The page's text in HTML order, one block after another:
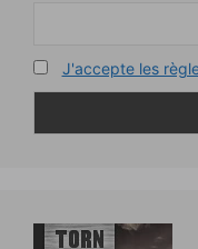
J'accepte les